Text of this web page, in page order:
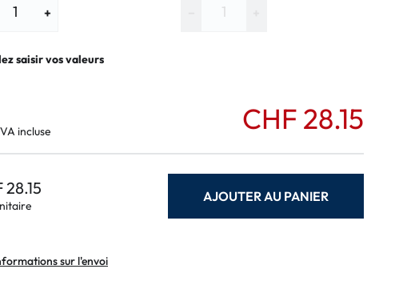
+
saisir vos valeurs
incluse CHF 28.15
28.15 AJOUTER AU PANIER
sur l'envoi